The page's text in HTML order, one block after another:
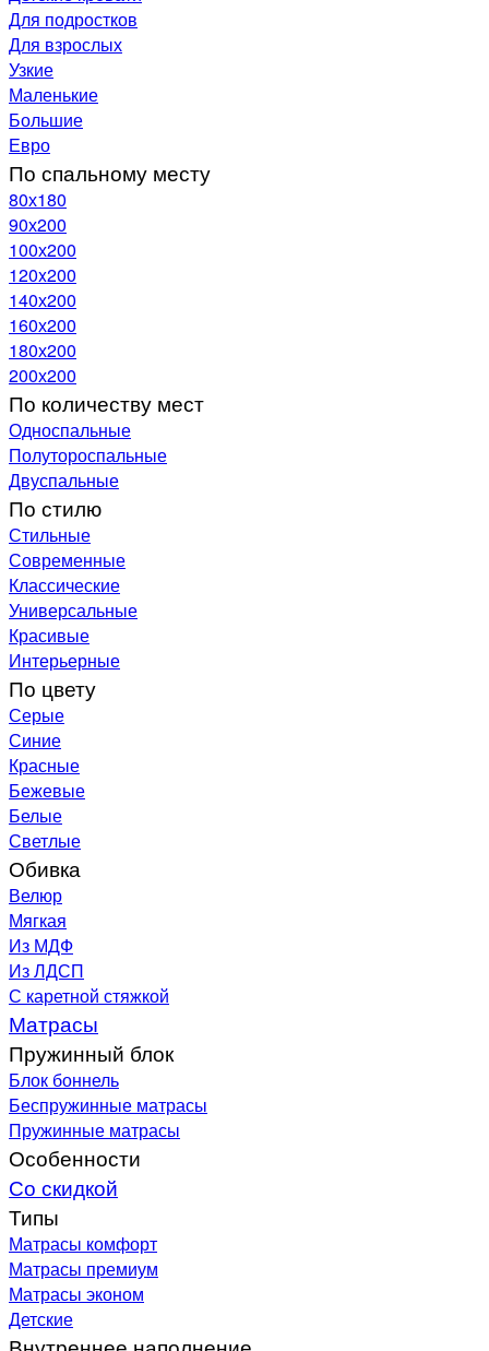
Для подростков
Для взрослых
Узкие
Маленькие
Большие
Евро
По спальному месту
80х180
90х200
100х200
120x200
140х200
160х200
180х200
200х200
По количеству мест
Односпальные
Полутороспальные
Двуспальные
По стилю
Стильные
Современные
Классические
Универсальные
Красивые
Интерьерные
По цвету
Серые
Синие
Красные
Бежевые
Белые
Светлые
Обивка
Велюр
Мягкая
Из МДФ
Из ЛДСП
С каретной стяжкой
Матрасы
Пружинный блок
Блок боннель
Беспружинные матрасы
Пружинные матрасы
Особенности
Со скидкой
Типы
Матрасы комфорт
Матрасы премиум
Матрасы эконом
Детские